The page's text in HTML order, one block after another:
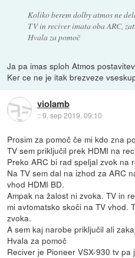
Koliko berem dolby atmos ne
TV in reciver imata oba ARC,
Hvala za pomoč
Ja pa imas sploh Atmos
Ker ce ne je itak brezveze
violamb
::9. sep 2019, 09:10
Prosim za pomoč če mi kdo zna
TV sem priključil prek HDMI na
Preko ARC bi rad speljal zvok na
Na TV sem dal na izhod za ARC
vhod HDMI BD.
Ampak na žalost ni zvoka. TV in
mi avtomatsko skoči na TV vhod.
zvoka.
A sem kaj narobe priključil ali
Hvala za pomoč
Reciver je Pioneer VSX-930 tv pa